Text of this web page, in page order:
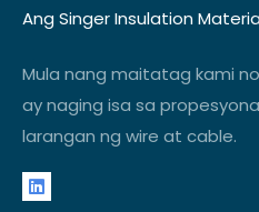
Ang Singer Insulation
Mula nang maitatag kami
ay naging isa sa
larangan ng wire at cable.